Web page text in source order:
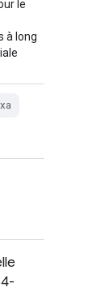
le
à long